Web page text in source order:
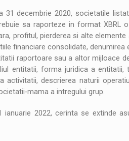
31 decembrie 2020, societatile
sa raporteze in format XBRL
profitul, pierderea si alte
financiare consolidate,
raportoare sau a altor mijloace
entitatii, forma juridica a entitatii,
descrierea naturii
mama a intregului grup.
2022, cerinta se extinde